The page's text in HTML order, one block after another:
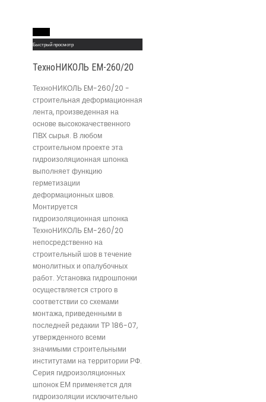
Быстрый просмотр
ТехноНИКОЛЬ EM-260/20
ТехноНИКОЛЬ EM-260/20 -
строительная деформационная
лента, произведенная на
основе высококачественного
ПВХ сырья. В любом
строительном проекте эта
гидроизоляционная шпонка
выполняет функцию
герметизации
деформационных швов.
Монтируется
гидроизоляционная шпонка
ТехноНИКОЛЬ EM-260/20
непосредственно на
строительный шов в течение
монолитных и опалубочных
работ. Установка гидрошпонки
осуществляется строго в
соответствии со схемами
монтажа, приведенными в
последней редакии ТР 186-07,
утвержденного всеми
значимыми строительными
институтами на территории РФ.
Серия гидроизоляционных
шпонок ЕМ применяется для
гидроизоляции исключительно